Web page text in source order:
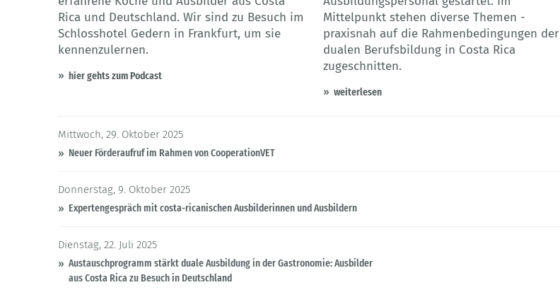
Rica und Deutschland. Wir sind zu Besuch im
Schlosshotel Gedern in Frankfurt, um sie
kennenzulernen.
hier gehts zum Podcast
Mittelpunkt stehen diverse Themen -
praxisnah auf die Rahmenbedingungen der
dualen Berufsbildung in Costa Rica
zugeschnitten.
weiterlesen
Mittwoch, 29. Oktober 2025
Neuer Förderaufruf im Rahmen von CooperationVET
Donnerstag, 9. Oktober 2025
Expertengespräch mit costa-ricanischen Ausbilderinnen und Ausbildern
Dienstag, 22. Juli 2025
Austauschprogramm stärkt duale Ausbildung in der Gastronomie: Ausbilder
aus Costa Rica zu Besuch in Deutschland